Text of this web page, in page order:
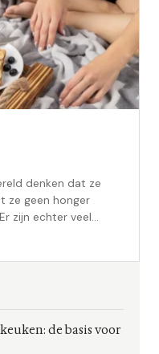
denken dat ze
ze geen honger
zijn echter veel
en ...
de basis voor